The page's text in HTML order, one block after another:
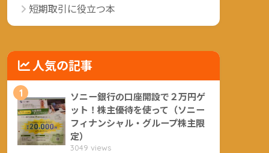
短期取引に役立つ本
人気の記事
1
ソニー銀行の口座開設で２万円ゲ
ット！株主優待を使って（ソニー
フィナンシャル・グループ株主限
定）
3049 views